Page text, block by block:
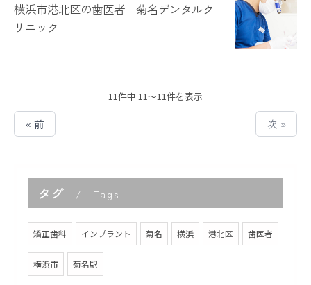
横浜市港北区の歯医者｜菊名デンタルク
リニック
11件中 11～11件を表示
« 前 次 »
タグ Tags
矯正歯科 インプラント 菊名 横浜 港北区 歯医者
横浜市 菊名駅